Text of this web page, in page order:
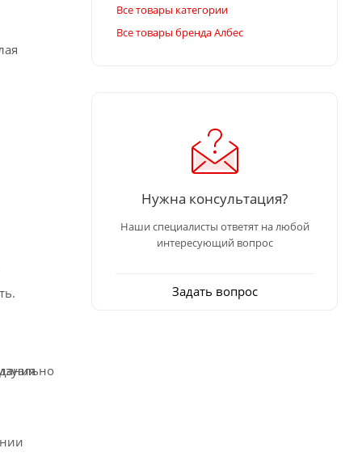
Все товары категории
Все товары бренда Албес
Нужна консультация?
Наши специалисты ответят на любой
интересующий вопрос
Задать вопрос